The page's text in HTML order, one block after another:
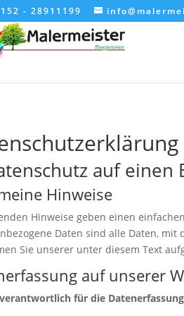
- 28911199
auf einen
Hinweise
Hinweise geben einen
Daten sind alle Daten,
Sie unserer unter diesem Text
auf unserer
für die